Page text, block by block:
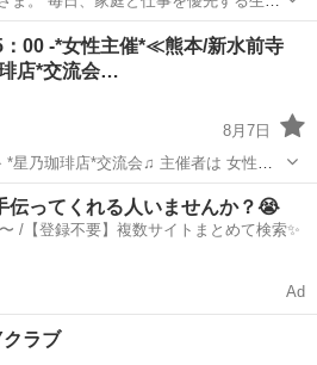
どない」 「気軽に話せる友達がほし
ルは、 既婚者限定
：00 -*女性主催*≪熊本/新水前寺
店*交流会…
8月7日
*交流会♫ 主催者は 女性で
安心してご参加頂けます♬ ※女子会で
はありませんので 男性の方のお申し込みも 大歓迎です！ ...
駅 その他 状況
伝ってくれる人いませんか？😭
/【登録不要】複数サイトまとめて検索✨
Ad
ラブ